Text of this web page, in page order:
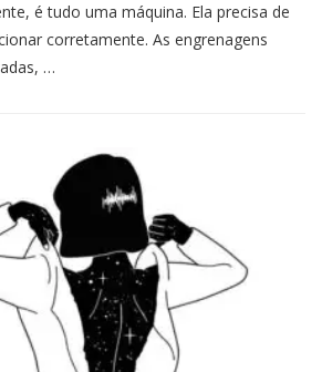
é tudo uma máquina. Ela precisa de
corretamente. As engrenagens
…